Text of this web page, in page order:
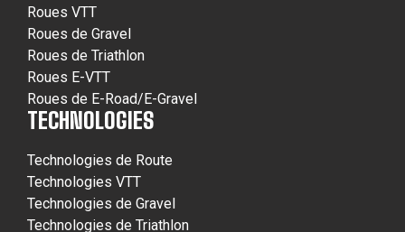
Roues VTT
Roues de Gravel
Roues de Triathlon
Roues E-VTT
Roues de E-Road/E-Gravel
TECHNOLOGIES
Technologies de Route
Technologies VTT
Technologies de Gravel
Technologies de Triathlon